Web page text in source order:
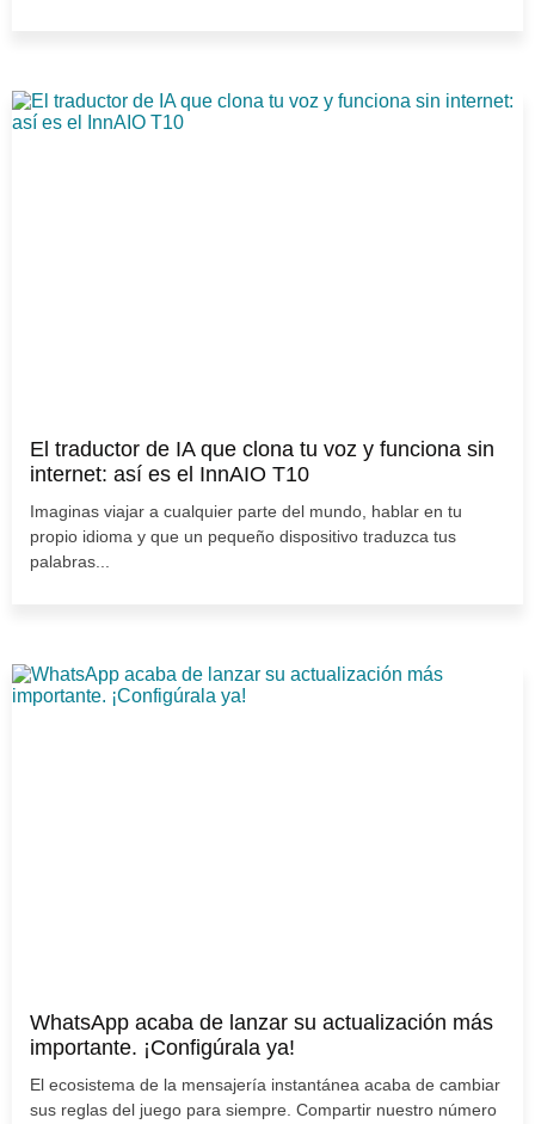
El traductor de IA que clona tu voz y funciona sin
internet: así es el InnAIO T10
Imaginas viajar a cualquier parte del mundo, hablar en tu
propio idioma y que un pequeño dispositivo traduzca tus
palabras...
WhatsApp acaba de lanzar su actualización más
importante. ¡Configúrala ya!
El ecosistema de la mensajería instantánea acaba de cambiar
sus reglas del juego para siempre. Compartir nuestro número